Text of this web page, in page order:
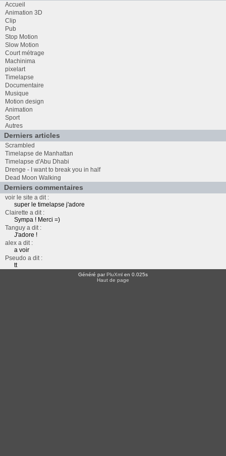
Accueil
Animation 3D
Clip
Pub
Stop Motion
Slow Motion
Court métrage
Machinima
pixelart
Timelapse
Documentaire
Musique
Motion design
Animation
Sport
Autres
Derniers articles
Scrambled
Timelapse de Manhattan
Timelapse d'Abu Dhabi
Drenge - I want to break you in half
Dead Moon Walking
Derniers commentaires
voir le site a dit :
super le timelapse j'adore
Clairette a dit :
Sympa ! Merci =)
Tanguy a dit :
J'adore !
alex a dit :
a voir
Pseudo a dit :
tt
Généré parPluXml en 0.025s
Haut de page